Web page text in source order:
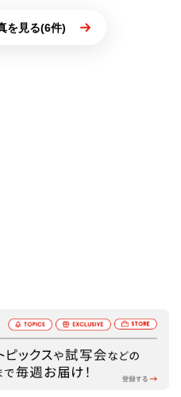
を見る(6件)